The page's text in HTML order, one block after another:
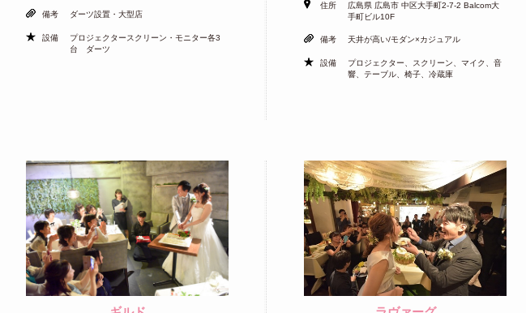
備考 ダーツ設置・大型店
設備
プロジェクタースクリーン・モニター各3
台 ダーツ
住所
広島県 広島市 中区大手町2-7-2 Balcom大
手町ビル10F
備考 天井が高い/モダン×カジュアル
設備
プロジェクター、スクリーン、マイク、音
響、テーブル、椅子、冷蔵庫